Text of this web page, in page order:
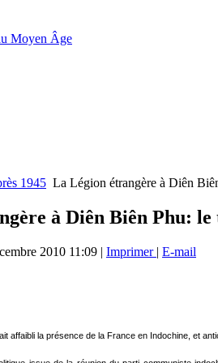
Moyen Âge
1945 La Légion étrangère à Diên
à Diên Biên Phu: le
2010 11:09 | Imprimer | E-mail
affaibli la présence de la France en Indochine, et